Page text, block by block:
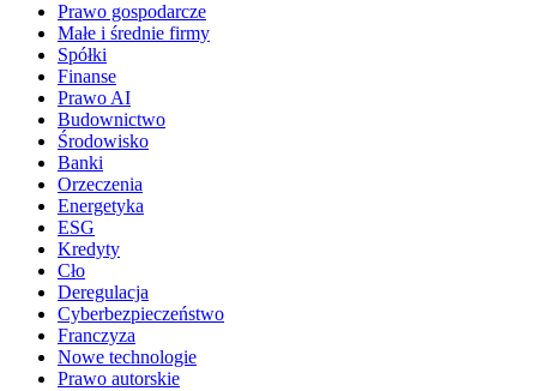
Prawo gospodarcze
Małe i średnie firmy
Spółki
Finanse
Prawo AI
Budownictwo
Środowisko
Banki
Orzeczenia
Energetyka
ESG
Kredyty
Cło
Deregulacja
Cyberbezpieczeństwo
Franczyza
Nowe technologie
Prawo autorskie